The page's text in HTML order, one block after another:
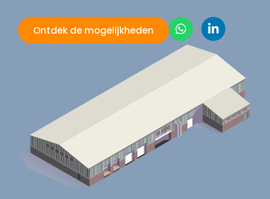
Ontdek de mogelijkheden